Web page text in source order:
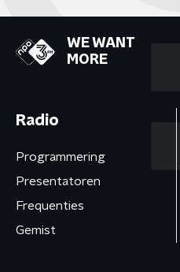
WE WANT
MORE
Radio
Programmering
Presentatoren
Frequenties
Gemist